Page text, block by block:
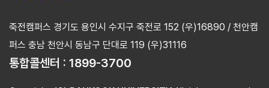
죽전캠퍼스 경기도 용인시 수지구 죽전로 152 (우)16890 / 천안캠
퍼스 충남 천안시 동남구 단대로 119 (우)31116
통합콜센터 : 1899-3700